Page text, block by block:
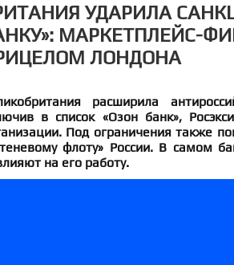
УДАРИЛА
МАРКЕТПЛЕЙС-
ЛОНДОНА
расширила
в список «Озон банк»,
Под ограничения также
флоту» России. В самом
на его работу.